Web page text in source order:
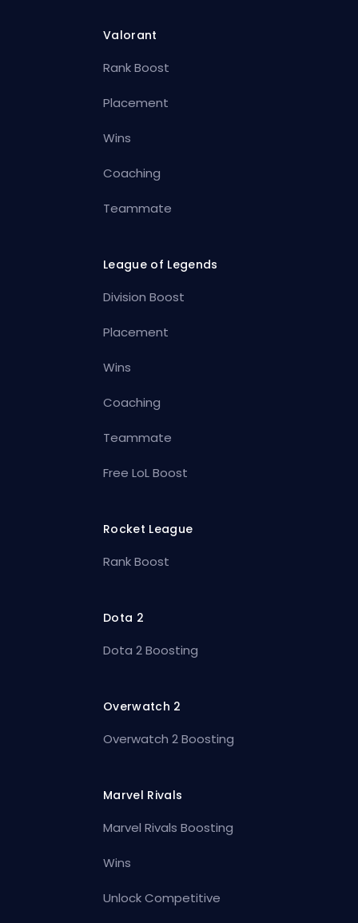
Valorant
Rank Boost
Placement
Wins
Coaching
Teammate
League of Legends
Division Boost
Placement
Wins
Coaching
Teammate
Free LoL Boost
Rocket League
Rank Boost
Dota 2
Dota 2 Boosting
Overwatch 2
Overwatch 2 Boosting
Marvel Rivals
Marvel Rivals Boosting
Wins
Unlock Competitive